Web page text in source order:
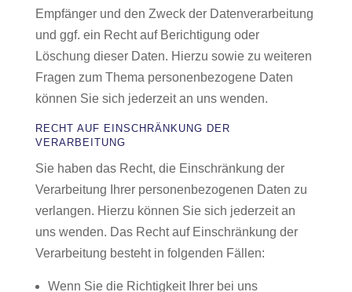
Empfänger und den Zweck der Datenverarbeitung
und ggf. ein Recht auf Berichtigung oder
Löschung dieser Daten. Hierzu sowie zu weiteren
Fragen zum Thema personenbezogene Daten
können Sie sich jederzeit an uns wenden.
RECHT AUF EINSCHRÄNKUNG DER
VERARBEITUNG
Sie haben das Recht, die Einschränkung der
Verarbeitung Ihrer personenbezogenen Daten zu
verlangen. Hierzu können Sie sich jederzeit an
uns wenden. Das Recht auf Einschränkung der
Verarbeitung besteht in folgenden Fällen:
Wenn Sie die Richtigkeit Ihrer bei uns